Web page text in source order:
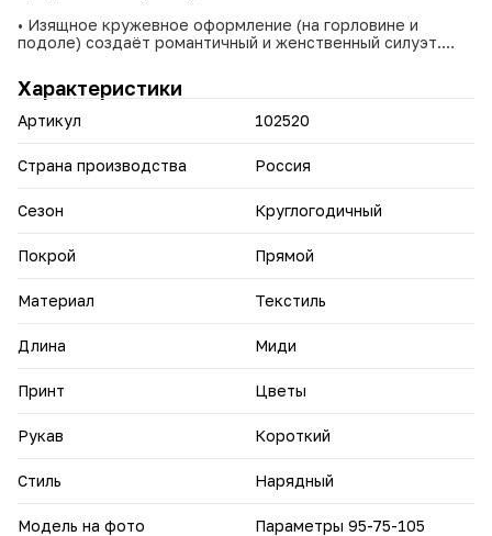
• Изящное кружевное оформление (на горловине и
подоле) создаёт романтичный и женственный силуэт.
фигуры, не сковывая движений.
• Широкий размерный ряд (48–62) позволяет подобрать
идеальный вариант для каждой женщины.
• Три цветовых решения (красный, мятный, синий) дают
гардероб.
Добавьте кружевную сорочку в свой гардероб — пусть
каждый день будет наполнен элегантностью и
Характеристики
Артикул 102520
Страна производства Россия
Сезон Круглогодичный
Покрой Прямой
Материал Текстиль
Длина Миди
Принт Цветы
Рукав Короткий
Стиль Нарядный
Модель на фото Параметры 95-75-105